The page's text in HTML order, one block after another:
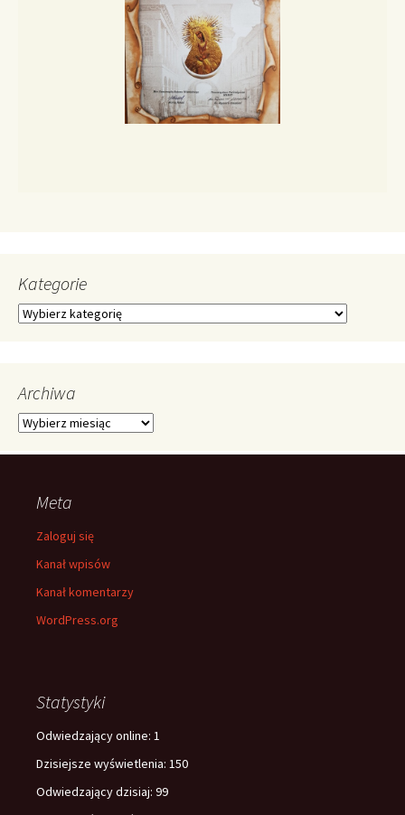
Kategorie
Kategorie
Archiwa
Archiwa
Meta
Zaloguj się
Kanał wpisów
Kanał komentarzy
WordPress.org
Statystyki
Odwiedzający online: 1
Dzisiejsze wyświetlenia: 150
Odwiedzający dzisiaj: 99